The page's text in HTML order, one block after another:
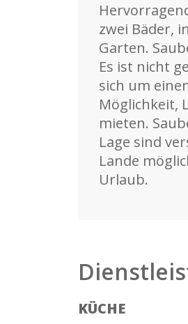
zwei Bäder,
Garten.
Es ist nicht
sich um
Möglichkeit,
mieten.
Lage sind
Lande
Urlaub.
KÜCHE